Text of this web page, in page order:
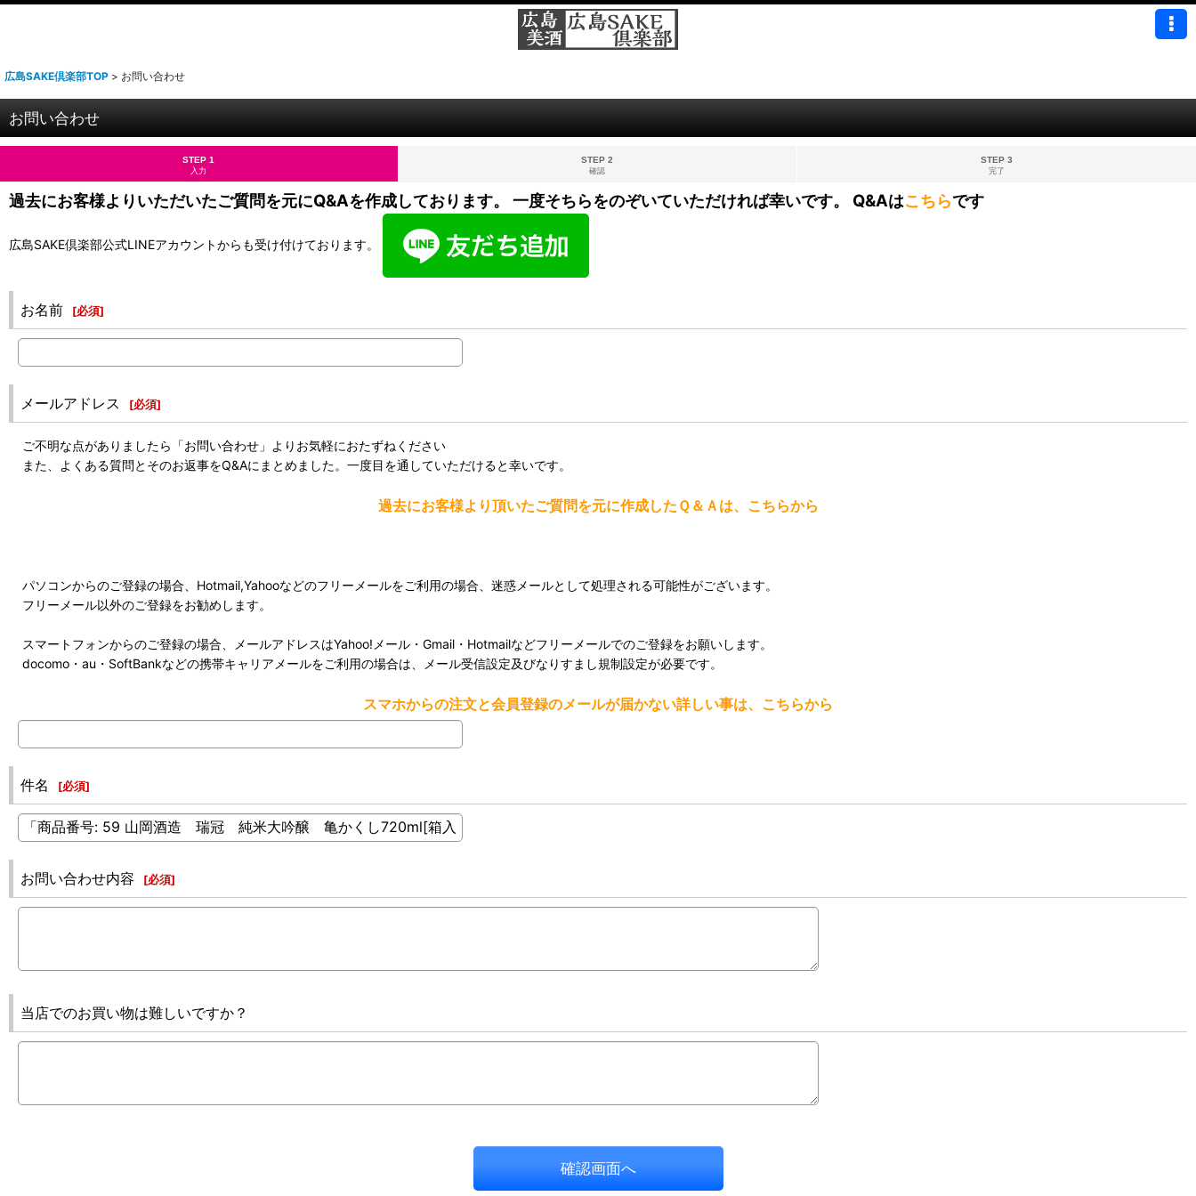
広島SAKE倶楽部TOP > お問い合わせ
お問い合わせ
STEP 1
入力
STEP 2
確認
STEP 3
完了
過去にお客様よりいただいたご質問を元にQ&Aを作成しております。 一度そちらをのぞいていただければ幸いです。 Q&Aはこちらです
広島SAKE倶楽部公式LINEアカウントからも受け付けております。
お名前 [必須]
メールアドレス [必須]
ご不明な点がありましたら「お問い合わせ」よりお気軽におたずねください
また、よくある質問とそのお返事をQ&Aにまとめました。一度目を通していただけると幸いです。
過去にお客様より頂いたご質問を元に作成したＱ＆Ａは、こちらから
パソコンからのご登録の場合、Hotmail,Yahooなどのフリーメールをご利用の場合、迷惑メールとして処理される可能性がございます。
フリーメール以外のご登録をお勧めします。
スマートフォンからのご登録の場合、メールアドレスはYahoo!メール・Gmail・Hotmailなどフリーメールでのご登録をお願いします。
docomo・au・SoftBankなどの携帯キャリアメールをご利用の場合は、メール受信設定及びなりすまし規制設定が必要です。
スマホからの注文と会員登録のメールが届かない詳しい事は、こちらから
件名 [必須]
お問い合わせ内容 [必須]
当店でのお買い物は難しいですか？
確認画面へ